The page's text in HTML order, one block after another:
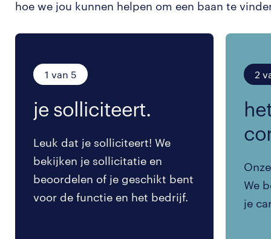
hoe we jou kunnen helpen om een baan te
1 van 5
je solliciteert.
Leuk dat je solliciteert! We
bekijken je sollicitatie en
beoordelen of je geschikt bent
voor de functie en het bedrijf.
2
We
je